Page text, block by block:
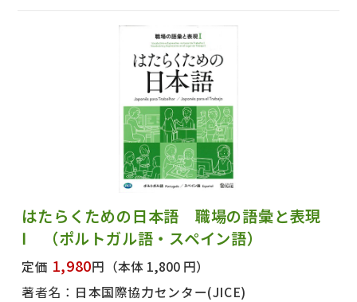
はたらくための日本語 職場の語彙と表現
Ⅰ （ポルトガル語・スペイン語）
定価 1,980円 （本体 1,800 円）
著者名： 日本国際協力センター(JICE)